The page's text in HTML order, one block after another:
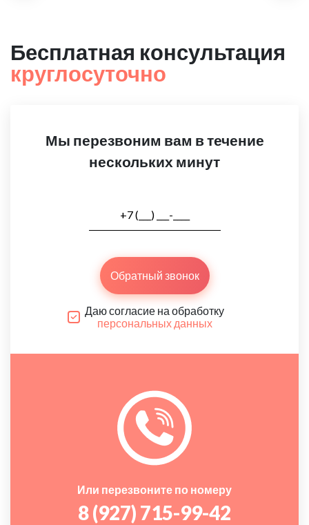
Бесплатная консультация
круглосуточно
Мы перезвоним вам в течение
нескольких минут
Обратный звонок
Даю согласие на обработку
персональных данных
Или перезвоните по номеру
8 (927) 715-99-42